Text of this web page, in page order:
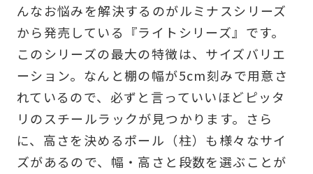
んなお悩みを解決するのがルミナスシリーズ
から発売している『ライトシリーズ』です。
このシリーズの最大の特徴は、サイズバリエ
ーション。なんと棚の幅が5cm刻みで用意さ
れているので、必ずと言っていいほどピッタ
リのスチールラックが見つかります。さら
に、高さを決めるポール（柱）も様々なサイ
ズがあるので、幅・高さと段数を選ぶことが